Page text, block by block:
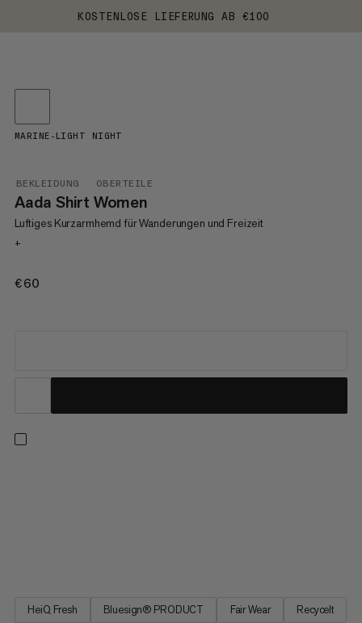
KOSTENLOSE LIEFERUNG AB €100
BEKLEIDUNG OBERTEILE
Aada Shirt Women
Luftiges Kurzarmhemd für Wanderungen und Freizeit
+
€60
MARINE-LIGHT NIGHT
HeiQ Fresh Bluesign® PRODUCT Fair Wear Recycelt